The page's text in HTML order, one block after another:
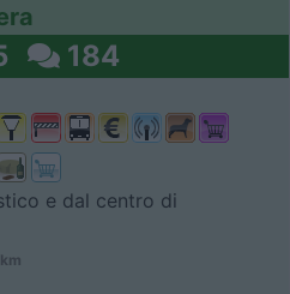
184
e dal centro di